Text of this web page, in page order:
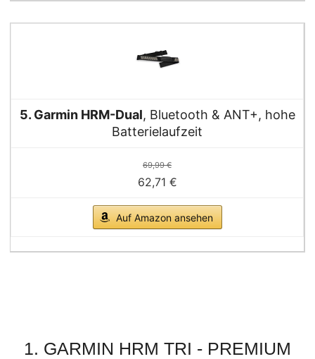
5. Garmin HRM-Dual, Bluetooth & ANT+, hohe
Batterielaufzeit
69,99 €
62,71 €
Auf Amazon ansehen
1. GARMIN HRM TRI - PREMIUM